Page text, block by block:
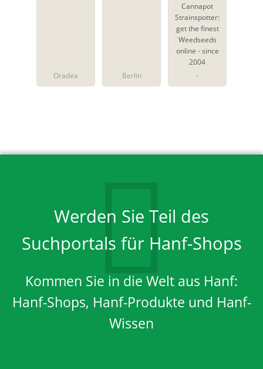
Oradea Berlin
Cannabis
Samen
Fachhandel
Cannapot
Strainspotter:
get the finest
Weedseeds
online - since
2004
-
Werden Sie Teil des
Suchportals für Hanf-Shops
Kommen Sie in die Welt aus Hanf:
Hanf-Shops, Hanf-Produkte und Hanf-
Wissen